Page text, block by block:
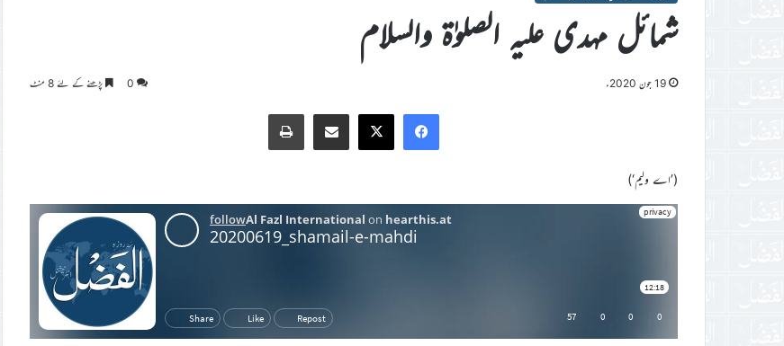
شمائل مہدی علیہ الصلوٰۃ والسلام
19 جون 2020ء 0 پڑھنے کے لئے 8 منٹ
Facebook
X
Share via Email
Print
(’اے ولیم‘)